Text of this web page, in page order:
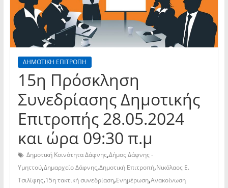
ΔΗΜΟΤΙΚΗ ΕΠΙΤΡΟΠΗ
15η Πρόσκληση
Συνεδρίασης Δημοτικής
Επιτροπής 28.05.2024
και ώρα 09:30 π.μ
Δημοτική Κοινότητα Δάφνης,Δήμος Δάφνης -
Υμηττού,Δημαρχείο Δάφνης,Δημοτική Επιτροπή,Νικόλαος Ε.
Τσιλίφης,15η τακτική συνεδρίαση,Ενημέρωση,Ανακοίνωση